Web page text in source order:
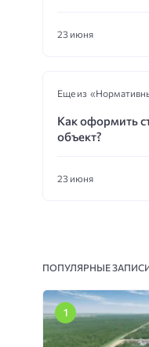
23 июня
Еще из
Как оформить
объект?
23 июня
ПОПУЛЯРНЫЕ